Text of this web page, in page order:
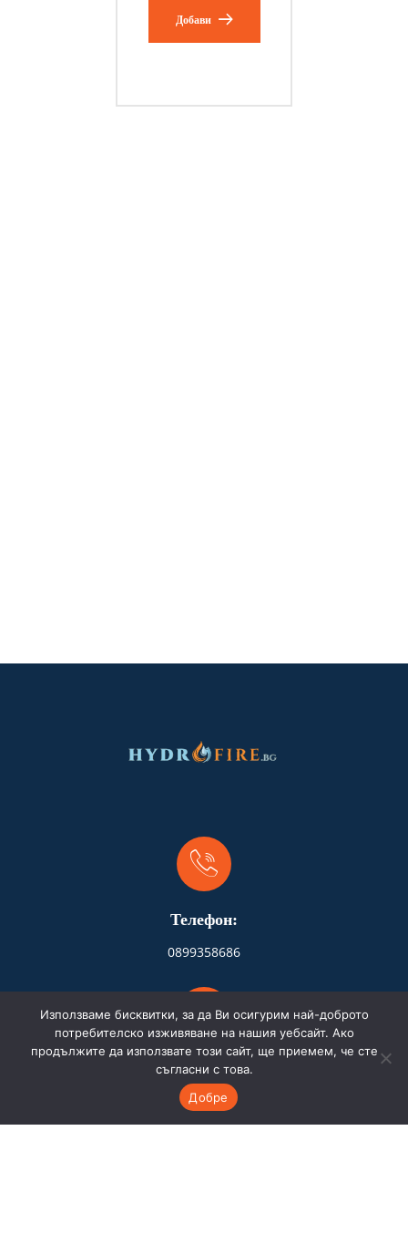
Добави
Телефон:
0899358686
Адрес:
Бургас
Използваме бисквитки, за да Ви осигурим най-доброто
потребителско изживяване на нашия уебсайт. Ако
продължите да използвате този сайт, ще приемем, че сте
съгласни с това.
Добре